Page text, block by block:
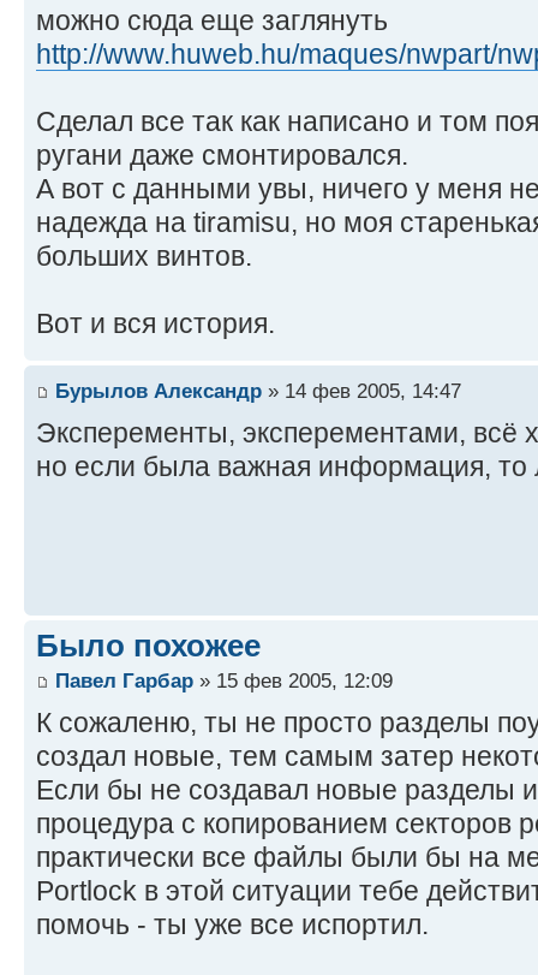
можно сюда еще заглянуть
http://www.huweb.hu/maques/nwpart/
Сделал все так как написано и том
ругани даже смонтировался.
А вот с данными увы, ничего у меня
надежда на tiramisu, но моя
больших винтов.
Вот и вся история.
Бурылов Александр » 14 фев 2005, 14:47
Эксперементы, эксперементами, всё
но если была важная информация, то
Было похожее
Павел Гарбар » 15 фев 2005, 12:09
К сожаленю, ты не просто разделы
создал новые, тем самым затер
Если бы не создавал новые разделы
процедура с копированием секторов
практически все файлы были бы на
Portlock в этой ситуации тебе
помочь - ты уже все испортил.